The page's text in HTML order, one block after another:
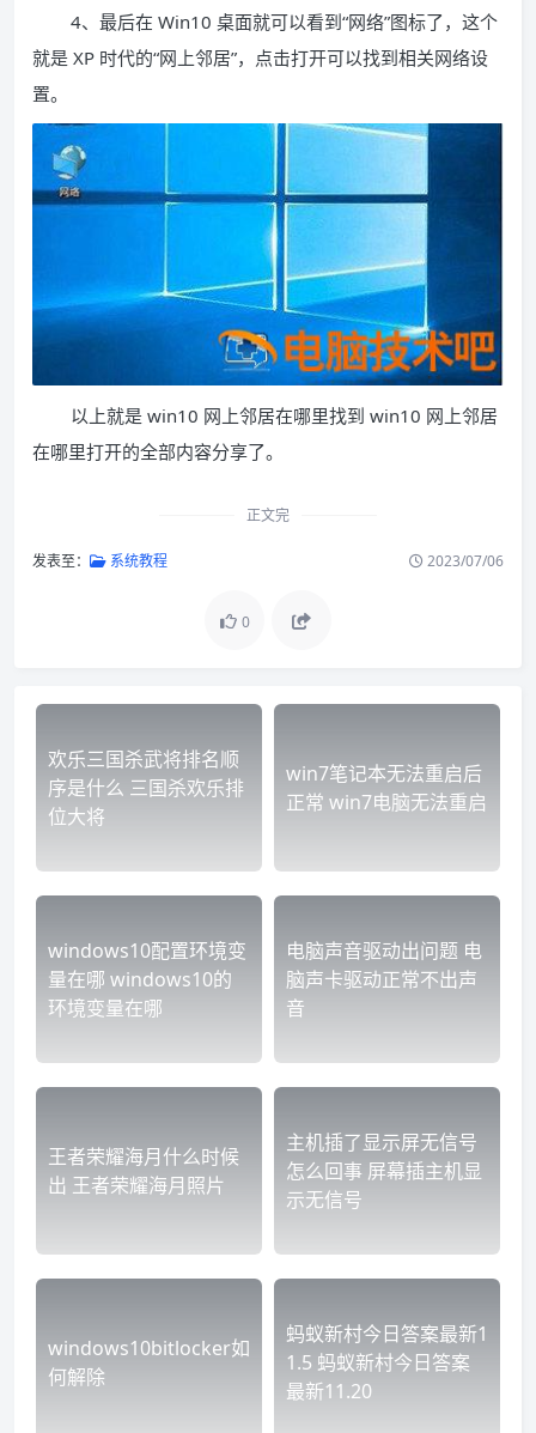
4、最后在 Win10 桌面就可以看到“网络”图标了，这个
就是 XP 时代的“网上邻居”，点击打开可以找到相关网络设
置。
以上就是 win10 网上邻居在哪里找到 win10 网上邻居
在哪里打开的全部内容分享了。
正文完
发表至： 系统教程 2023/07/06
0
欢乐三国杀武将排名顺
序是什么 三国杀欢乐排
位大将
win7笔记本无法重启后
正常 win7电脑无法重启
windows10配置环境变
量在哪 windows10的
环境变量在哪
电脑声音驱动出问题 电
脑声卡驱动正常不出声
音
王者荣耀海月什么时候
出 王者荣耀海月照片
主机插了显示屏无信号
怎么回事 屏幕插主机显
示无信号
windows10bitlocker如
何解除
蚂蚁新村今日答案最新1
1.5 蚂蚁新村今日答案
最新11.20